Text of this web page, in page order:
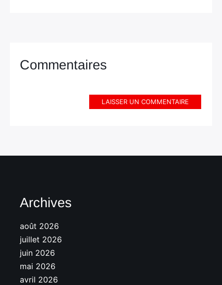
Commentaires
LAISSER UN COMMENTAIRE
Archives
août 2026
juillet 2026
juin 2026
mai 2026
avril 2026